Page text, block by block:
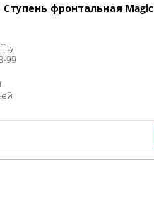
Ступень фронтальная Magic
-99